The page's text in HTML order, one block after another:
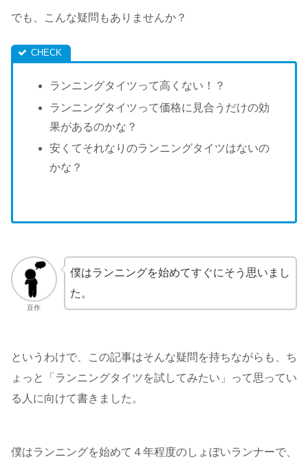
でも、こんな疑問もありませんか？
ランニングタイツって高くない！？
ランニングタイツって価格に見合うだけの効
果があるのかな？
安くてそれなりのランニングタイツはないの
かな？
豆作
僕はランニングを始めてすぐにそう思いまし
た。
というわけで、この記事はそんな疑問を持ちながらも、ち
ょっと「ランニングタイツを試してみたい」って思ってい
る人に向けて書きました。
僕はランニングを始めて４年程度のしょぼいランナーで、